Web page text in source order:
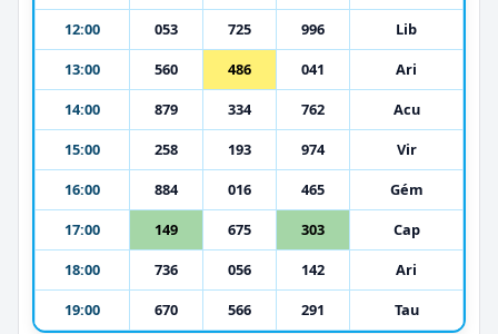
12:00
053 725 996
Lib
13:00
560 486 041
Ari
14:00
879 334 762
Acu
15:00
258 193 974
Vir
16:00
884 016 465
Gém
17:00
149 675 303
Cap
18:00
736 056 142
Ari
19:00
670 566 291 Tau